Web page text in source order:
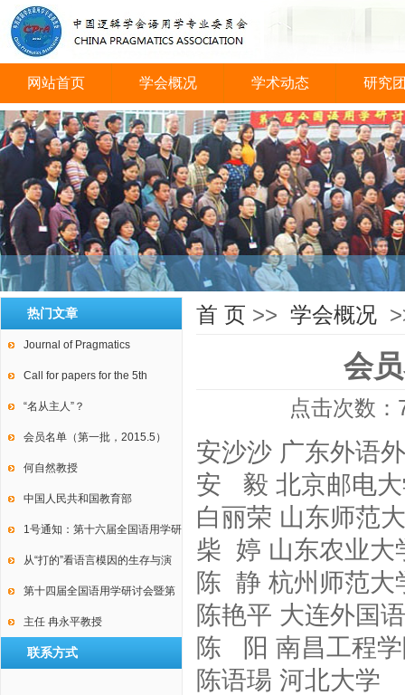
网站首页 学会概况 学术动态 研究
会议图片
热门文章
Journal of Pragmatics
Call for papers for the 5th
International Conference on
Law, Language and Discourse
“名从主人”？
会员名单（第一批，2015.5）
何自然教授
中国人民共和国教育部
1号通知：第十六届全国语用学研
讨会暨第十届中国逻辑学会语用
学专业委员会年会
从“打的”看语言模因的生存与演
变
第十四届全国语用学研讨会暨第
九届中国语用学研究会年会2号通
知
主任 冉永平教授
联系方式
首 页 >> 学会概况
会
点击次数：
安沙沙 广东外语
安 毅 北京邮电大
白丽荣 山东师范
柴 婷 山东农业大
陈 静 杭州师范大
陈艳平 大连外国
陈 阳 南昌工程
陈语瑒 河北大学